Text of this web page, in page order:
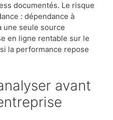
documentés. Le risque
: dépendance à
une seule source
en ligne rentable sur le
la performance repose